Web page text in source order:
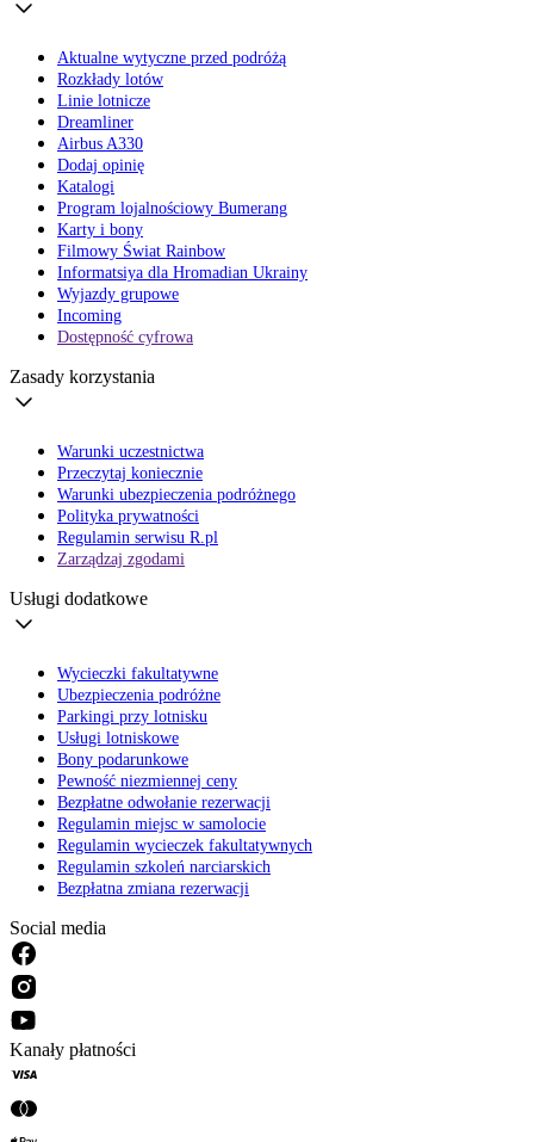
Aktualne wytyczne przed podróżą
Rozkłady lotów
Linie lotnicze
Dreamliner
Airbus A330
Dodaj opinię
Katalogi
Program lojalnościowy Bumerang
Karty i bony
Filmowy Świat Rainbow
Informatsiya dla Hromadian Ukrainy
Wyjazdy grupowe
Incoming
Dostępność cyfrowa
Zasady korzystania
Warunki uczestnictwa
Przeczytaj koniecznie
Warunki ubezpieczenia podróżnego
Polityka prywatności
Regulamin serwisu R.pl
Zarządzaj zgodami
Usługi dodatkowe
Wycieczki fakultatywne
Ubezpieczenia podróżne
Parkingi przy lotnisku
Usługi lotniskowe
Bony podarunkowe
Pewność niezmiennej ceny
Bezpłatne odwołanie rezerwacji
Regulamin miejsc w samolocie
Regulamin wycieczek fakultatywnych
Regulamin szkoleń narciarskich
Bezpłatna zmiana rezerwacji
Social media
Kanały płatności